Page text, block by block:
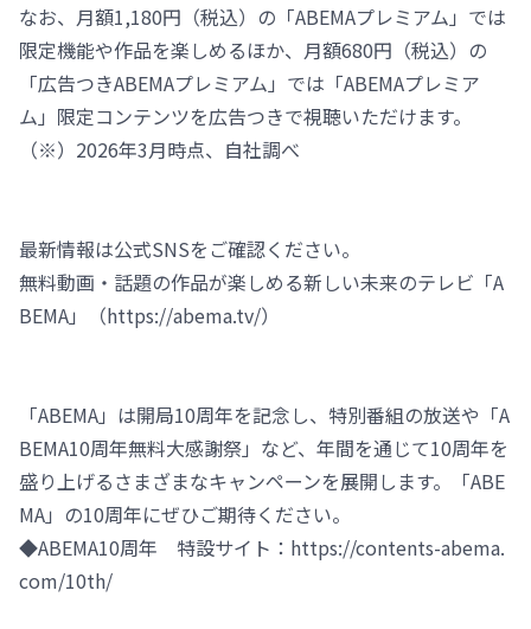
なお、月額1,180円（税込）の「ABEMAプレミアム」では
限定機能や作品を楽しめるほか、月額680円（税込）の
「広告つきABEMAプレミアム」では「ABEMAプレミア
ム」限定コンテンツを広告つきで視聴いただけます。
（※）2026年3月時点、自社調べ
最新情報は公式SNSをご確認ください。
無料動画・話題の作品が楽しめる新しい未来のテレビ「A
BEMA」（https://abema.tv/）
「ABEMA」は開局10周年を記念し、特別番組の放送や「A
BEMA10周年無料大感謝祭」など、年間を通じて10周年を
盛り上げるさまざまなキャンペーンを展開します。「ABE
MA」の10周年にぜひご期待ください。
◆ABEMA10周年 特設サイト：https://contents-abema.
com/10th/